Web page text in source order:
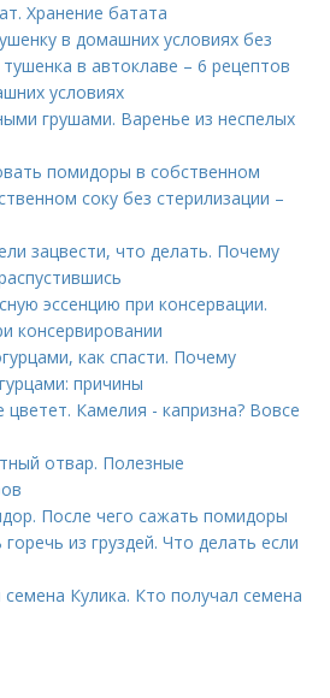
Хранение батата
в домашних условиях без
в автоклаве – 6 рецептов
условиях
грушами. Варенье из неспелых
помидоры в собственном
соку без стерилизации –
зацвести, что делать. Почему
эссенцию при консервации.
консервировании
как спасти. Почему
причины
Камелия - капризна? Вовсе
отвар. Полезные
После чего сажать помидоры
из груздей. Что делать если
Кулика. Кто получал семена